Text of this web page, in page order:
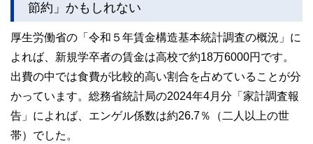
このように編集経験豊富なメンバーと金融や経済に精通した
執筆者・監修者による執筆体制を築くことで、内容のわかり
やすさはもちろんのこと、読み応えのあるコンテンツと確か
私たちは、快適でより良い生活のアイデアを提供するお金の
コンシェルジュを目指します。
節約」かもしれない
厚生労働省の「令和５年賃金構造基本統計調査の概況」に
よれば、新規学卒者の賃金は高校で約18万6000円です。
出費の中では食費が比較的高い割合を占めていることが分
かっています。総務省統計局の2024年4月分「家計調査報
告」によれば、エンゲル係数は約26.7％（二人以上の世
帯）でした。